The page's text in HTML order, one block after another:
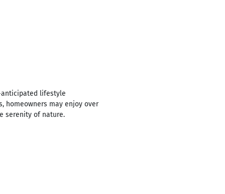
anticipated lifestyle
homeowners may enjoy over
serenity of nature.